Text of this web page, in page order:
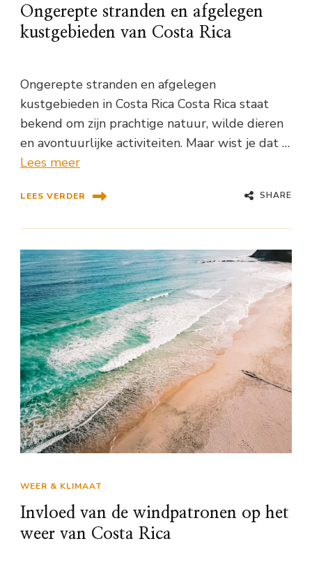
Ongerepte stranden en afgelegen
kustgebieden van Costa Rica
Ongerepte stranden en afgelegen
kustgebieden in Costa Rica Costa Rica staat
bekend om zijn prachtige natuur, wilde dieren
en avontuurlijke activiteiten. Maar wist je dat …
Lees meer
LEES VERDER SHARE
WEER & KLIMAAT
Invloed van de windpatronen op het
weer van Costa Rica